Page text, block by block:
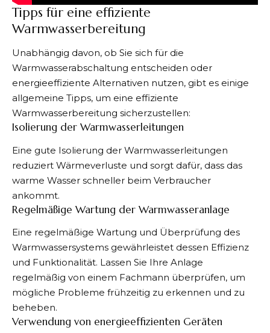
Tipps für eine effiziente
Warmwasserbereitung
Unabhängig davon, ob Sie sich für die
Warmwasserabschaltung entscheiden oder
energieeffiziente Alternativen nutzen, gibt es einige
allgemeine Tipps, um eine effiziente
Warmwasserbereitung sicherzustellen:
Isolierung der Warmwasserleitungen
Eine gute Isolierung der Warmwasserleitungen
reduziert Wärmeverluste und sorgt dafür, dass das
warme Wasser schneller beim Verbraucher
ankommt.
Regelmäßige Wartung der Warmwasseranlage
Eine regelmäßige Wartung und Überprüfung des
Warmwassersystems gewährleistet dessen Effizienz
und Funktionalität. Lassen Sie Ihre Anlage
regelmäßig von einem Fachmann überprüfen, um
mögliche Probleme frühzeitig zu erkennen und zu
beheben.
Verwendung von energieeffizienten Geräten